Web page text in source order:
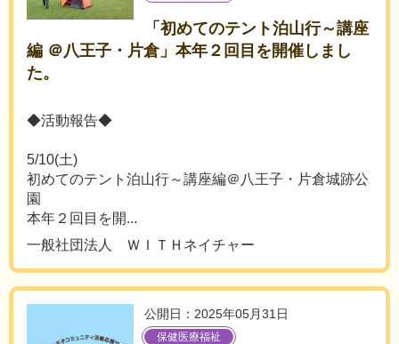
「初めてのテント泊山行～講座
編 ＠八王子・片倉」本年２回目を開催しまし
た。
◆活動報告◆
5/10(土)
初めてのテント泊山行～講座編＠八王子・片倉城跡公
園
本年２回目を開...
一般社団法人 ＷＩＴＨネイチャー
公開日：2025年05月31日
保健医療福祉